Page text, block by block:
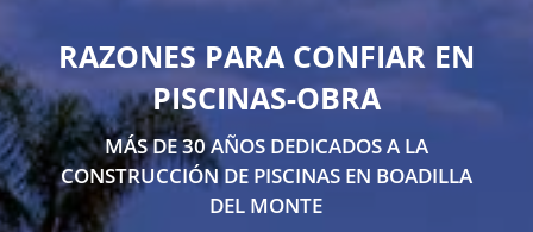
RAZONES PARA CONFIAR EN
PISCINAS-OBRA
MÁS DE 30 AÑOS DEDICADOS A LA
CONSTRUCCIÓN DE PISCINAS EN BOADILLA
DEL MONTE